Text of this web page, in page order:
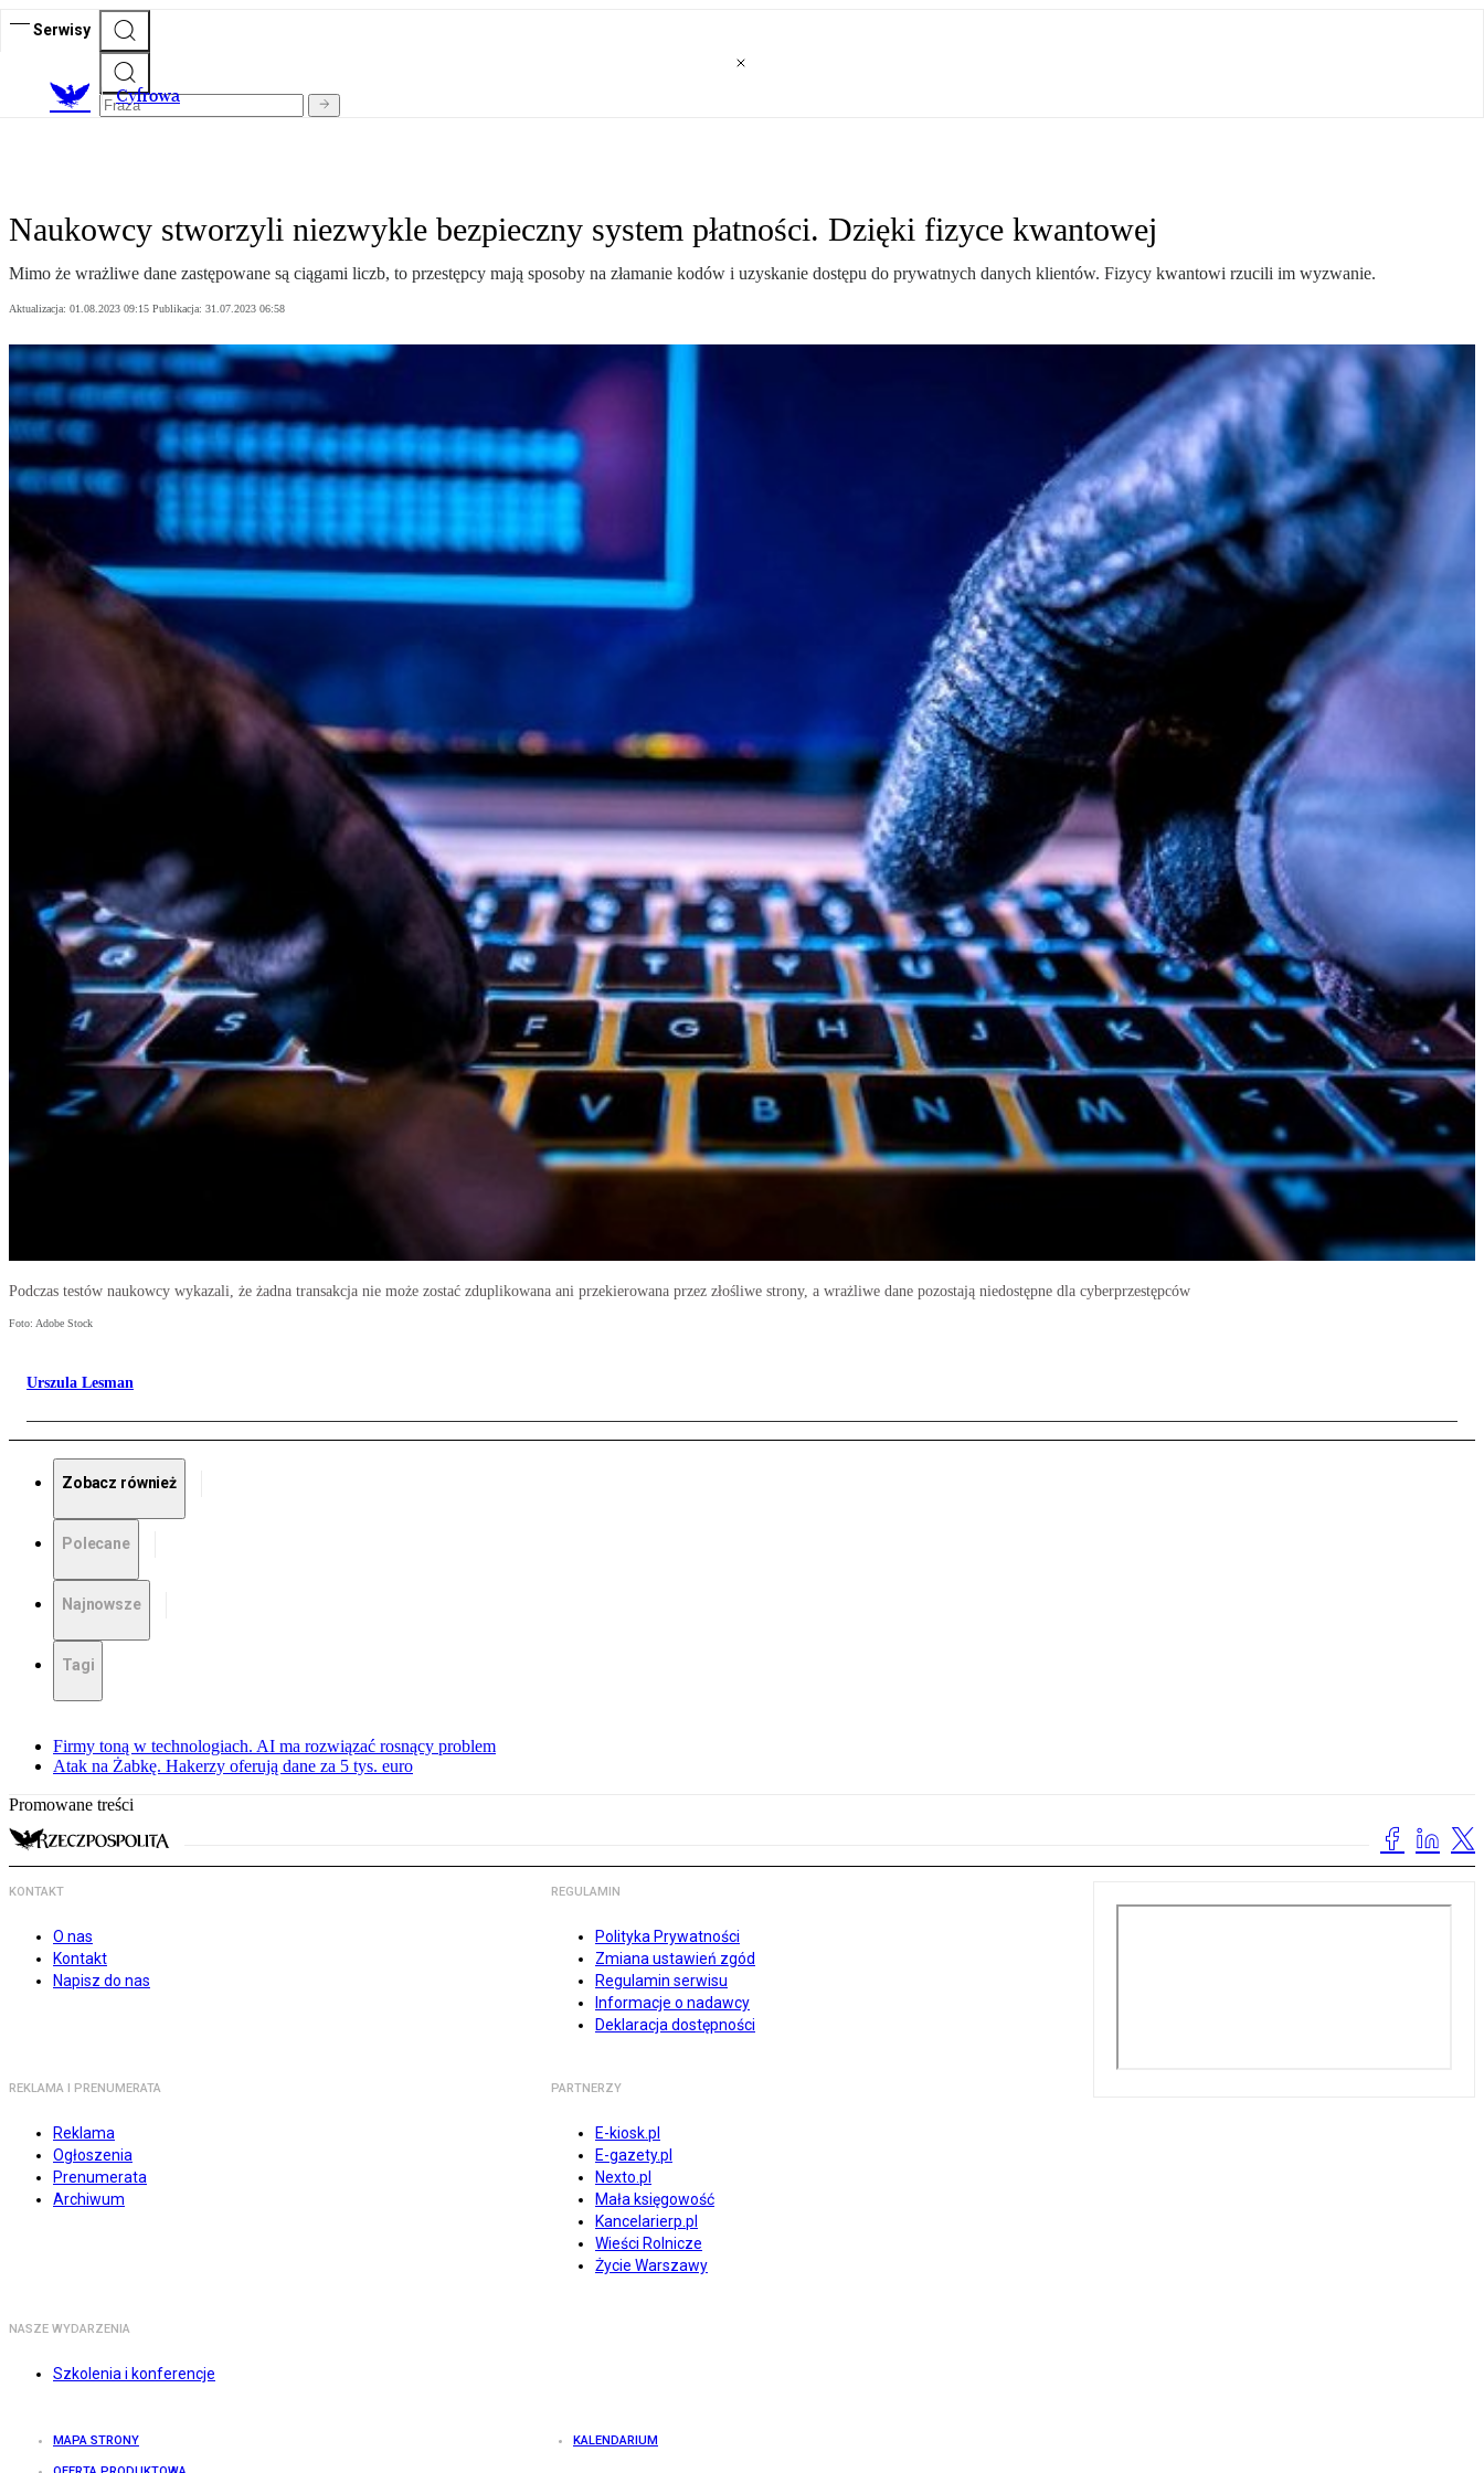
Serwisy
Cyfrowa
Naukowcy stworzyli niezwykle bezpieczny system płatności. Dzięki fizyce kwantowej
Mimo że wrażliwe dane zastępowane są ciągami liczb, to przestępcy mają sposoby na złamanie kodów i uzyskanie dostępu do prywatnych danych klientów. Fizycy kwantowi rzucili im wyzwanie.
Aktualizacja: 01.08.2023 09:15 Publikacja: 31.07.2023 06:58
Podczas testów naukowcy wykazali, że żadna transakcja nie może zostać zduplikowana ani przekierowana przez złośliwe strony, a wrażliwe dane pozostają niedostępne dla cyberprzestępców
Foto: Adobe Stock
Urszula Lesman
Zobacz również
Polecane
Najnowsze
Tagi
Firmy toną w technologiach. AI ma rozwiązać rosnący problem
Atak na Żabkę. Hakerzy oferują dane za 5 tys. euro
Promowane treści
KONTAKT
O nas
Kontakt
Napisz do nas
REGULAMIN
Polityka Prywatności
Zmiana ustawień zgód
Regulamin serwisu
Informacje o nadawcy
Deklaracja dostępności
REKLAMA I PRENUMERATA
Reklama
Ogłoszenia
Prenumerata
Archiwum
PARTNERZY
E-kiosk.pl
E-gazety.pl
Nexto.pl
Mała księgowość
Kancelarierp.pl
Wieści Rolnicze
Życie Warszawy
NASZE WYDARZENIA
Szkolenia i konferencje
MAPA STRONY KALENDARIUM